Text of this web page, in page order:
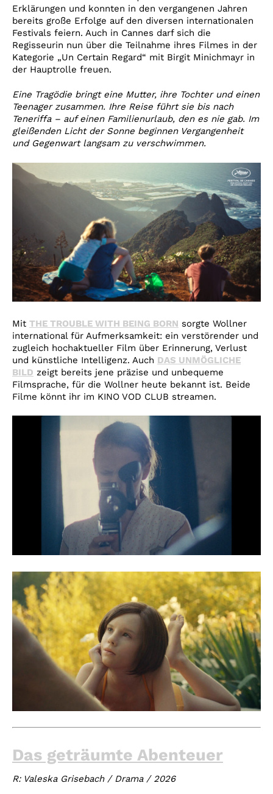
Erklärungen und konnten in den vergangenen Jahren
bereits große Erfolge auf den diversen internationalen
Festivals feiern. Auch in Cannes darf sich die
Regisseurin nun über die Teilnahme ihres Filmes in der
Kategorie „Un Certain Regard“ mit Birgit Minichmayr in
der Hauptrolle freuen.
Eine Tragödie bringt eine Mutter, ihre Tochter und einen
Teenager zusammen. Ihre Reise führt sie bis nach
Teneriffa – auf einen Familienurlaub, den es nie gab. Im
gleißenden Licht der Sonne beginnen Vergangenheit
und Gegenwart langsam zu verschwimmen.
Mit THE TROUBLE WITH BEING BORN sorgte Wollner
international für Aufmerksamkeit: ein verstörender und
zugleich hochaktueller Film über Erinnerung, Verlust
und künstliche Intelligenz. Auch DAS UNMÖGLICHE
BILD zeigt bereits jene präzise und unbequeme
Filmsprache, für die Wollner heute bekannt ist. Beide
Filme könnt ihr im KINO VOD CLUB streamen.
Das geträumte Abenteuer
R: Valeska Grisebach / Drama / 2026